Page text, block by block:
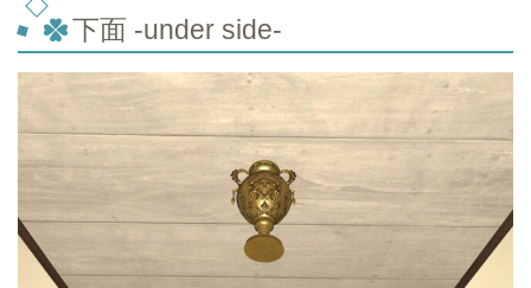
下面 -under side-